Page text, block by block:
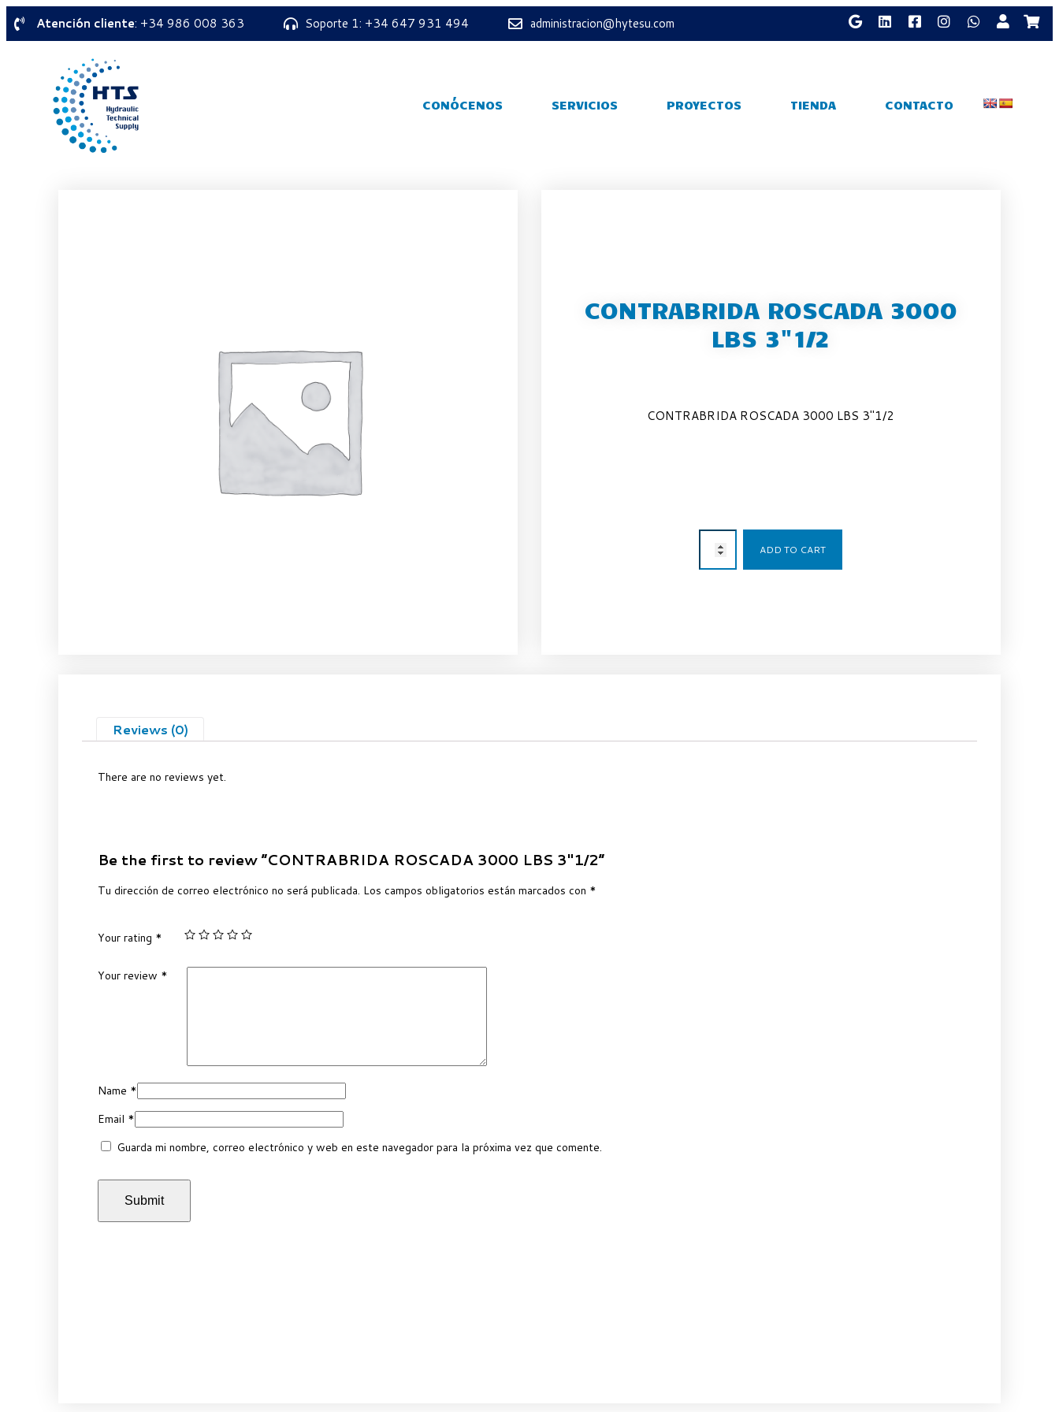
Atención cliente: +34 986 008 363 Soporte 1: +34 647 931 494 administracion@hytesu.com
CONÓCENOS SERVICIOS PROYECTOS TIENDA CONTACTO
CONTRABRIDA ROSCADA 3000
LBS 3"1/2
CONTRABRIDA ROSCADA 3000 LBS 3″1/2
ADD TO CART
Reviews (0)
There are no reviews yet.
Be the first to review “CONTRABRIDA ROSCADA 3000 LBS 3″1/2”
Tu dirección de correo electrónico no será publicada. Los campos obligatorios están marcados con *
Your rating *
Your review *
Name *
Email *
Guarda mi nombre, correo electrónico y web en este navegador para la próxima vez que comente.